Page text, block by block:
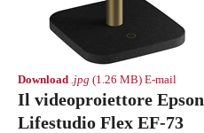
Download .jpg (1.26 MB) E-mail
Il videoproiettore Epson
Lifestudio Flex EF-73